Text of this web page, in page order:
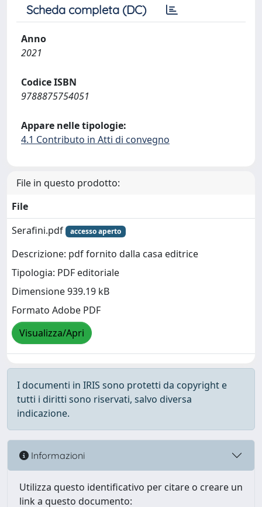
Scheda completa (DC)
Anno
2021
Codice ISBN
9788875754051
Appare nelle tipologie:
4.1 Contributo in Atti di convegno
File in questo prodotto:
File
Serafini.pdf
accesso aperto
Descrizione: pdf fornito dalla casa editrice
Tipologia: PDF editoriale
Dimensione 939.19 kB
Formato Adobe PDF
Visualizza/Apri
I documenti in IRIS sono protetti da copyright e
tutti i diritti sono riservati, salvo diversa
indicazione.
Informazioni
Utilizza questo identificativo per citare o creare un
link a questo documento: